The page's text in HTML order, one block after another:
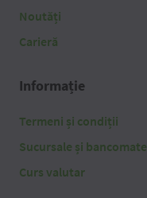
Noutăți
Carieră
Informație
Termeni și condiții
Sucursale și bancomate
Curs valutar